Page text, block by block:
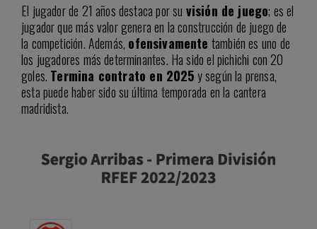
El jugador de 21 años destaca por su visión de juego; es el
jugador que más valor genera en la construcción de juego de
la competición. Además, ofensivamente también es uno de
los jugadores más determinantes. Ha sido el pichichi con 20
goles. Termina contrato en 2025y según la prensa,
esta puede haber sido su última temporada en la cantera
madridista.